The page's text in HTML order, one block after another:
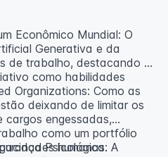
Econômico Mundial: O
Generativa e da
de trabalho, destacando o
como habilidades
Organizations: Como as
deixando de limitar os
cargos engessadas,
como um portfólio
humanas.
Psicológica: A